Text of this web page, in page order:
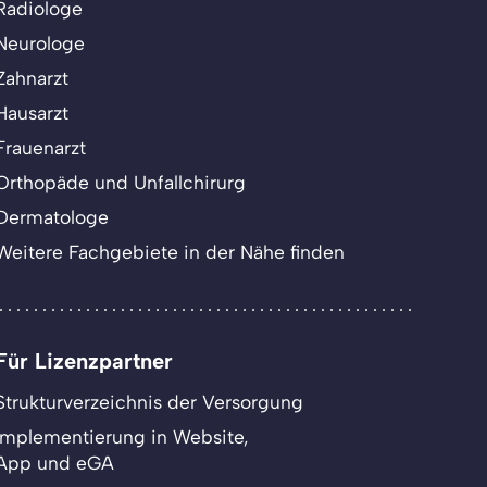
und Unfallchirurg
Fachgebiete in der Nähe finden
Lizenzpartner
der Versorgung
in Website,
und eGA